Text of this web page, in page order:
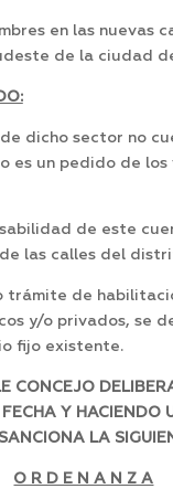
en las nuevas
de la ciudad
dicho sector no
es un pedido de los
de este
las calles del
trámite de
y/o privados, se
fijo existente.
CONCEJO
Y HACIENDO
LA
O R D E N A N Z A